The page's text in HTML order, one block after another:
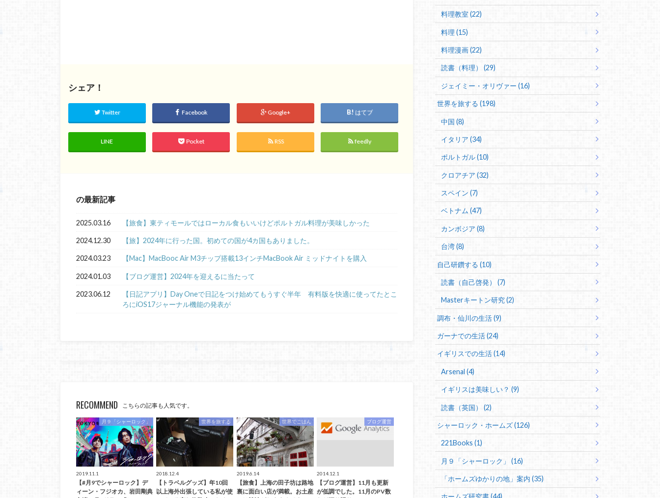
シェア！
Twitter Facebook Google+ はてブ
LINE Pocket RSS feedly
の最新記事
2025.03.16 【旅食】東ティモールではローカル食もいいけどポルトガル料理が美味しかった
2024.12.30 【旅】2024年に行った国。初めての国が4カ国もありました。
2024.03.23 【Mac】MacBooc Air M3チップ搭載13インチMacBook Air ミッドナイトを購入
2024.01.03 【ブログ運営】2024年を迎えるに当たって
2023.06.12
【日記アプリ】Day Oneで日記をつけ始めてもうすぐ半年 有料版を快適に使ってたとこ
ろにiOS17ジャーナル機能の発表が
RECOMMEND こちらの記事も人気です。
月９「シャーロック」
2019.11.1
【#月9でシャーロック】デ
ィーン・フジオカ、岩田剛典
世界を旅する
2018.12.4
【トラベルグッズ】年10回
以上海外出張している私が使
世界でごはん
2019.6.14
【旅食】上海の田子坊は路地
裏に面白い店が満載。お土産
ブログ運営
2014.12.1
【ブログ運営】11月も更新
が低調でした。11月のPV数
料理教室 (22)
料理 (15)
料理漫画 (22)
読書（料理） (29)
ジェイミー・オリヴァー (16)
世界を旅する (198)
中国 (8)
イタリア (34)
ポルトガル (10)
クロアチア (32)
スペイン (7)
ベトナム (47)
カンボジア (8)
台湾 (8)
自己研鑽する (10)
読書（自己啓発） (7)
Masterキートン研究 (2)
調布・仙川の生活 (9)
ガーナでの生活 (24)
イギリスでの生活 (14)
Arsenal (4)
イギリスは美味しい？ (9)
読書（英国） (2)
シャーロック・ホームズ (126)
221Books (1)
月９「シャーロック」 (16)
「ホームズゆかりの地」案内 (35)